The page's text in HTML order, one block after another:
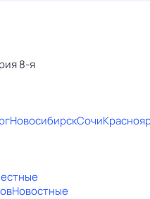
8-я
НовосибирскСочи
Новостные